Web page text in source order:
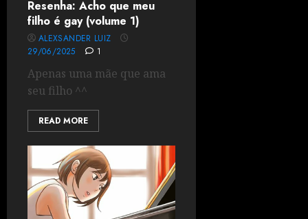
Resenha: Acho que meu
filho é gay (volume 1)
ALEXSANDER LUIZ
29/06/2025
1
Apenas uma mãe que ama
seu filho ^^
READ MORE